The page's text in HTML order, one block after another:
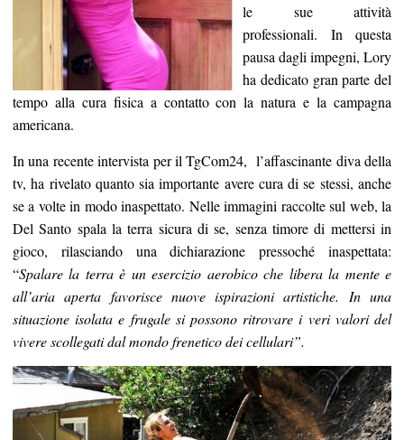
le sue attività
professionali. In questa
pausa dagli impegni, Lory
ha dedicato gran parte del
tempo alla cura fisica a contatto con la natura e la campagna
americana.
In una recente intervista per il TgCom24, l’affascinante diva della
tv, ha rivelato quanto sia importante avere cura di se stessi, anche
se a volte in modo inaspettato. Nelle immagini raccolte sul web, la
Del Santo spala la terra sicura di se, senza timore di mettersi in
gioco, rilasciando una dichiarazione pressoché inaspettata:
“Spalare la terra è un esercizio aerobico che libera la mente e
all’aria aperta favorisce nuove ispirazioni artistiche. In una
situazione isolata e frugale si possono ritrovare i veri valori del
vivere scollegati dal mondo frenetico dei cellulari”.